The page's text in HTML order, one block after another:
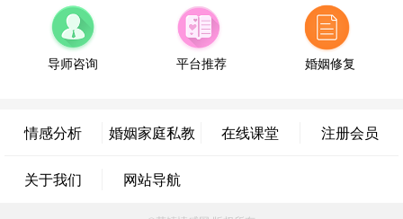
微信用户 H-孙志远-上海 通过此页面咨询，已获得专
属情感方案
上海-黄浦 135****7601
24分钟前
微信用户 墨笙 通过此页面咨询，已获得专属情感方
微信用户 谢思明 通过此页面咨询，已获得专属情感
广东-佛山 139****6034
导师咨询 平台推荐 婚姻修复
情感分析 婚姻家庭私教 在线课堂 注册会员
关于我们 网站导航